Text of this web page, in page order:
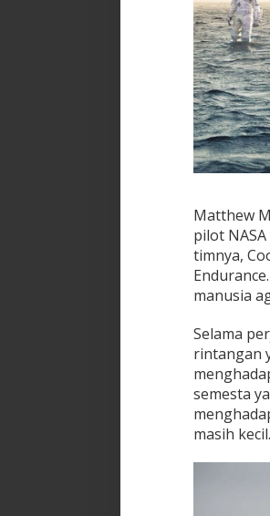
Matthew
pilot
timnya,
manusia
Selama
rintangan
semesta
masih kecil.